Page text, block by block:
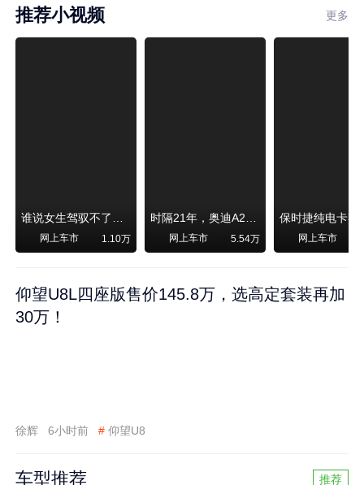
推荐小视频 更多
谁说女生驾驭不了大SUV？看我开问界M6驰骋坝上草原！
网上车市 1.10万
时隔21年，奥迪A2强势归来！
网上车市 5.54万 网上车市
仰望U8L四座版售价145.8万，选高定套装再加
30万！
徐辉 6小时前 # 仰望U8
车型推荐 推荐